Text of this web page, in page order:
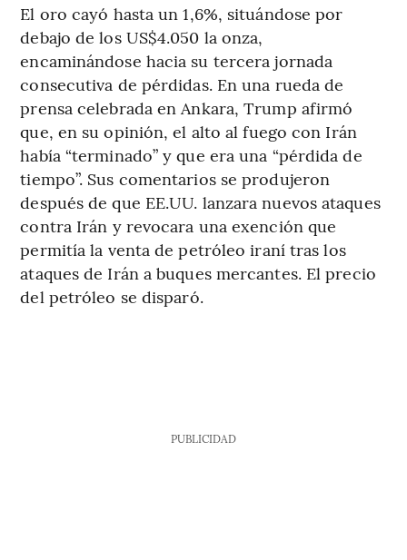
El oro cayó hasta un 1,6%, situándose por
debajo de los US$4.050 la onza,
encaminándose hacia su tercera jornada
consecutiva de pérdidas. En una rueda de
prensa celebrada en Ankara, Trump afirmó
que, en su opinión, el alto al fuego con Irán
había “terminado” y que era una “pérdida de
tiempo”. Sus comentarios se produjeron
después de que EE.UU. lanzara nuevos ataques
contra Irán y revocara una exención que
permitía la venta de petróleo iraní tras los
ataques de Irán a buques mercantes. El precio
del petróleo se disparó.
PUBLICIDAD